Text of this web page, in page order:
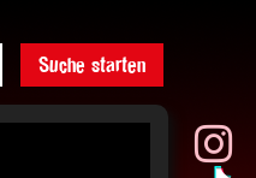
Suche starten